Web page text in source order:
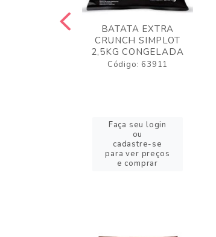
BATATA EXTRA
CRUNCH SIMPLOT
2,5KG CONGELADA
Código: 63911
Faça seu login
ou
cadastre-se
para ver preços
e comprar